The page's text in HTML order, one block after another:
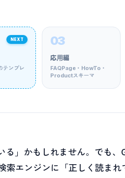
NEXT
テンプレ
03
応用編
FAQPage・HowTo・
Productスキーマ
る」かもしれません。でも
エンジンに「正しく読まれ